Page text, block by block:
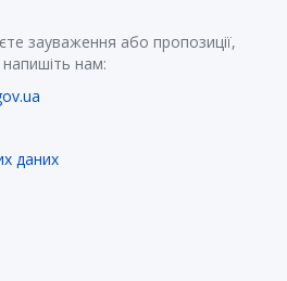
зауваження або пропозиції,
нам:
даних